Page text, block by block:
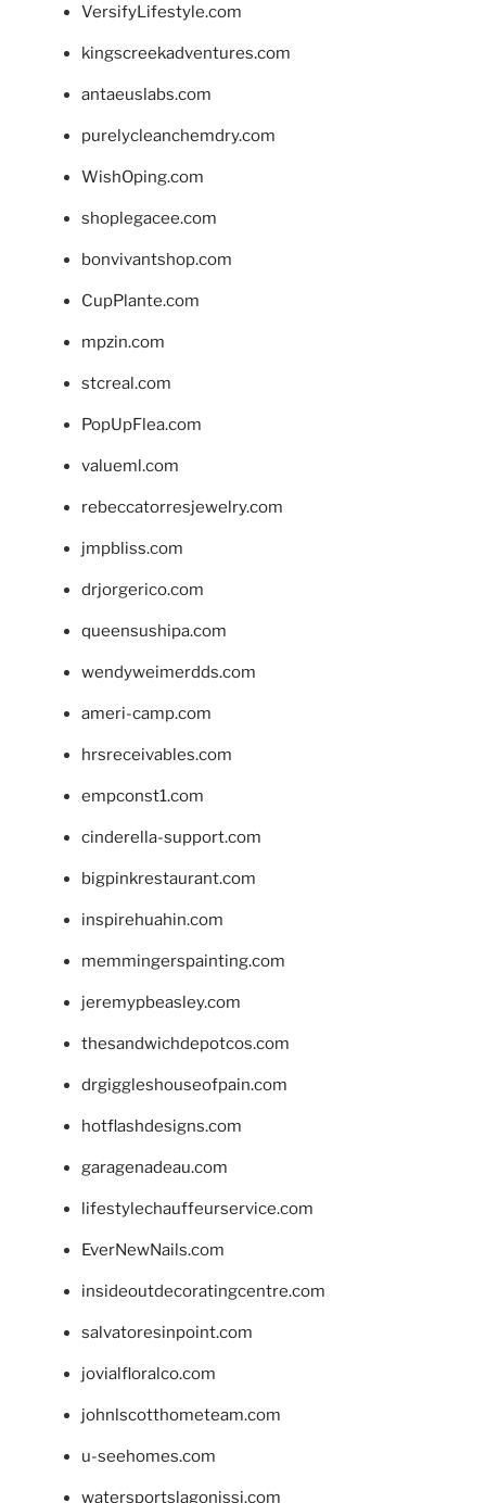
VersifyLifestyle.com
kingscreekadventures.com
antaeuslabs.com
purelycleanchemdry.com
WishOping.com
shoplegacee.com
bonvivantshop.com
CupPlante.com
mpzin.com
stcreal.com
PopUpFlea.com
valueml.com
rebeccatorresjewelry.com
jmpbliss.com
drjorgerico.com
queensushipa.com
wendyweimerdds.com
ameri-camp.com
hrsreceivables.com
empconst1.com
cinderella-support.com
bigpinkrestaurant.com
inspirehuahin.com
memmingerspainting.com
jeremypbeasley.com
thesandwichdepotcos.com
drgiggleshouseofpain.com
hotflashdesigns.com
garagenadeau.com
lifestylechauffeurservice.com
EverNewNails.com
insideoutdecoratingcentre.com
salvatoresinpoint.com
jovialfloralco.com
johnlscotthometeam.com
u-seehomes.com
watersportslagonissi.com